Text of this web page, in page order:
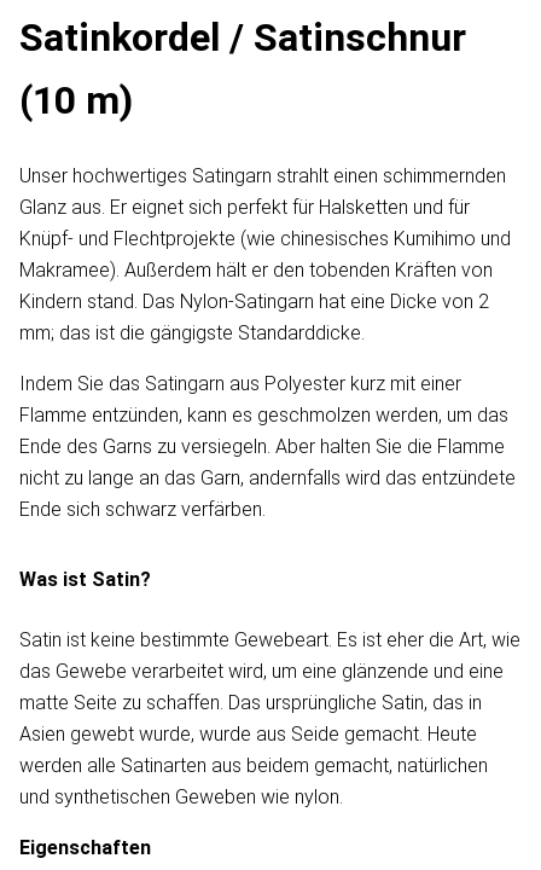
Satinkordel / Satinschnur
(10 m)
Unser hochwertiges Satingarn strahlt einen schimmernden
Glanz aus. Er eignet sich perfekt für Halsketten und für
Knüpf- und Flechtprojekte (wie chinesisches Kumihimo und
Makramee). Außerdem hält er den tobenden Kräften von
Kindern stand. Das Nylon-Satingarn hat eine Dicke von 2
mm; das ist die gängigste Standarddicke.
Indem Sie das Satingarn aus Polyester kurz mit einer
Flamme entzünden, kann es geschmolzen werden, um das
Ende des Garns zu versiegeln. Aber halten Sie die Flamme
nicht zu lange an das Garn, andernfalls wird das entzündete
Ende sich schwarz verfärben.
Was ist Satin?
Satin ist keine bestimmte Gewebeart. Es ist eher die Art, wie
das Gewebe verarbeitet wird, um eine glänzende und eine
matte Seite zu schaffen. Das ursprüngliche Satin, das in
Asien gewebt wurde, wurde aus Seide gemacht. Heute
werden alle Satinarten aus beidem gemacht, natürlichen
und synthetischen Geweben wie nylon.
Eigenschaften